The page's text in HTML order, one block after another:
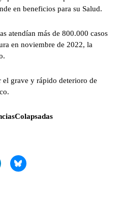
en beneficios para su Salud.
atendían más de 800.000 casos
en noviembre de 2022, la
el grave y rápido deterioro de